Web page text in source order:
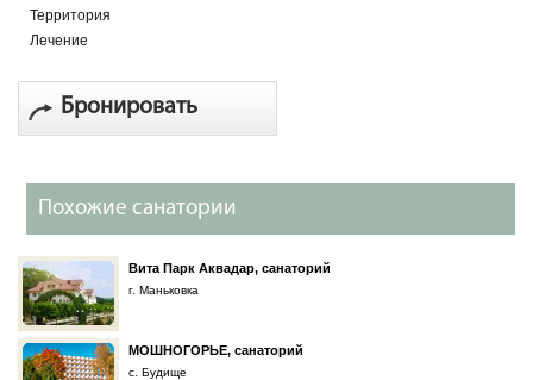
Территория
Лечение
Бронировать
Похожие санатории
Вита Парк Аквадар, санаторий
г. Маньковка
МОШНОГОРЬЕ, санаторий
с. Будище